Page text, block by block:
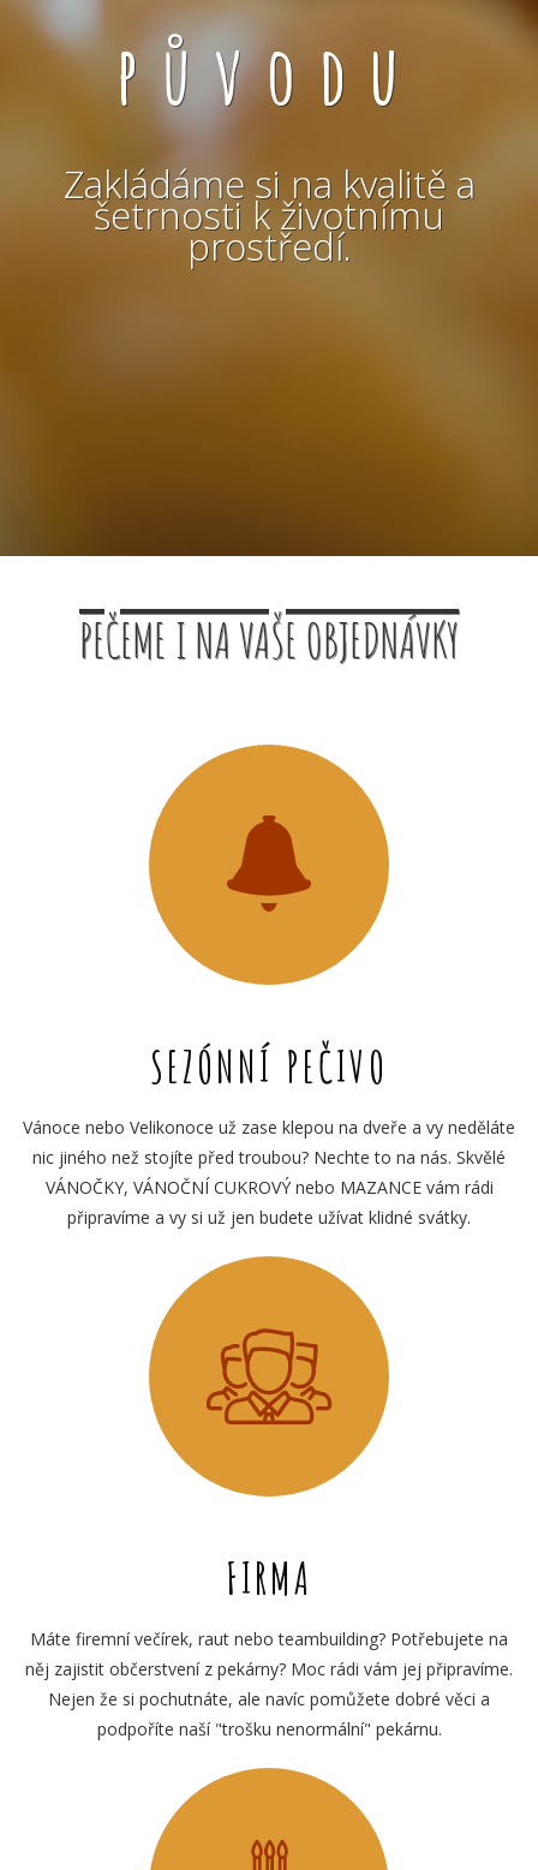
původu
Zakládáme si na kvalitě a
šetrnosti k životnímu
prostředí.
PEČEME I NA VAŠE OBJEDNÁVKY
SEZÓNNÍ PEČIVO
Vánoce nebo Velikonoce už zase klepou na dveře a vy neděláte
nic jiného než stojíte před troubou? Nechte to na nás. Skvělé
VÁNOČKY, VÁNOČNÍ CUKROVÝ nebo MAZANCE vám rádi
připravíme a vy si už jen budete užívat klidné svátky.
FIRMA
Máte firemní večírek, raut nebo teambuilding? Potřebujete na
něj zajistit občerstvení z pekárny? Moc rádi vám jej připravíme.
Nejen že si pochutnáte, ale navíc pomůžete dobré věci a
podpoříte naší "trošku nenormální" pekárnu.